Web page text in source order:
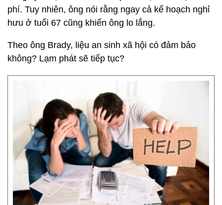
phí. Tuy nhiên, ông nói rằng ngay cả kế hoạch nghỉ
hưu ở tuổi 67 cũng khiến ông lo lắng.
Theo ông Brady, liệu an sinh xã hội có đảm bảo
không? Lạm phát sẽ tiếp tục?